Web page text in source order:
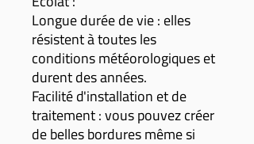
Longue durée de vie : elles
résistent à toutes les
conditions météorologiques et
durent des années.
Facilité d'installation et de
traitement : vous pouvez créer
de belles bordures même si